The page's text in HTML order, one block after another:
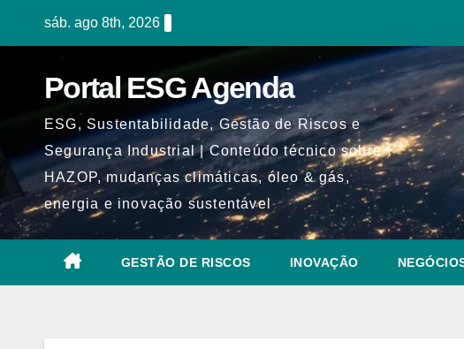
sáb. ago 8th, 2026
Portal ESG Agenda
ESG, Sustentabilidade, Gestão de Riscos e
Segurança Industrial | Conteúdo técnico sobre
HAZOP, mudanças climáticas, óleo & gás,
energia e inovação sustentável
GESTÃO DE RISCOS INOVAÇÃO